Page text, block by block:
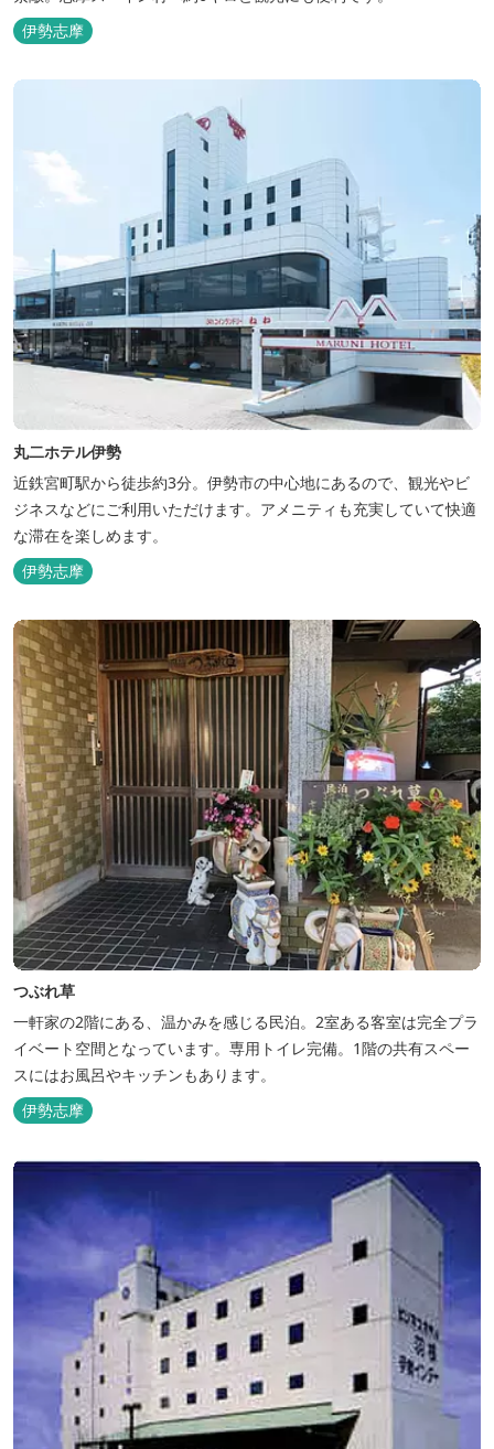
伊勢志摩
丸二ホテル伊勢
近鉄宮町駅から徒歩約3分。伊勢市の中心地にあるので、観光やビ
ジネスなどにご利用いただけます。アメニティも充実していて快適
な滞在を楽しめます。
伊勢志摩
つぶれ草
一軒家の2階にある、温かみを感じる民泊。2室ある客室は完全プラ
イベート空間となっています。専用トイレ完備。1階の共有スペー
スにはお風呂やキッチンもあります。
伊勢志摩